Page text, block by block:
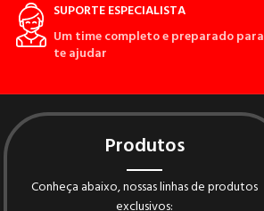
SUPORTE ESPECIALISTA
Um time completo e preparado para
te ajudar
Produtos
Conheça abaixo, nossas linhas de produtos